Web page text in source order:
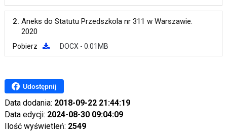
2. Aneks do Statutu Przedszkola nr 311 w Warszawie.
2020
Pobierz DOCX - 0.01MB
Udostępnij
Data dodania: 2018-09-22 21:44:19
Data edycji: 2024-08-30 09:04:09
Ilość wyświetleń: 2549